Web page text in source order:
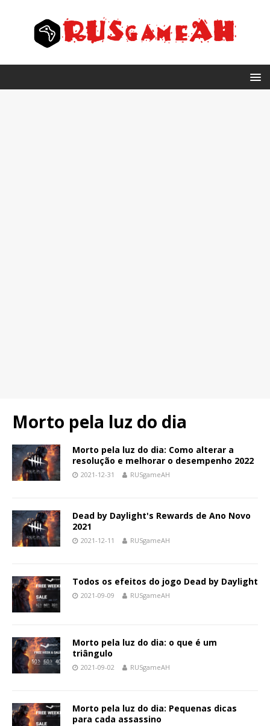
Morto pela luz do dia
Morto pela luz do dia: Como alterar a
resolução e melhorar o desempenho 2022
2021-12-31 RUSgameAH
Dead by Daylight's Rewards de Ano Novo
2021
2021-12-11 RUSgameAH
Todos os efeitos do jogo Dead by Daylight
2021-09-09 RUSgameAH
Morto pela luz do dia: o que é um
triângulo
2021-09-02 RUSgameAH
Morto pela luz do dia: Pequenas dicas
para cada assassino